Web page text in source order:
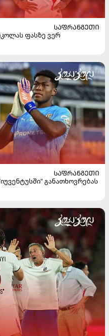
ᲡᲐᲤᲠᲐᲜᲒᲔᲗᲘ
ფასზე ვერ
ᲡᲐᲤᲠᲐᲜᲒᲔᲗᲘ
განათხოვრებას